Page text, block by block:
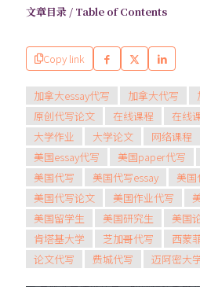
文章目录 / Table of Contents
Copy link
加拿大essay代写 加拿大代写
原创代写论文
在线课程 在线
大学作业
大学论文 网络课程
美国essay代写
美国paper代写
美国代写
美国代写essay
美
美国代写论文
美国作业代写
美国留学生
美国研究生 美国
肯塔基大学
芝加哥代写 西蒙
论文代写
费城代写 迈阿密大
2025年5月28日
专业文章评论代写，
Article Review 写
2025年5月21日
深度解析：什么是
（Personal Essay
助你掌握写作技巧